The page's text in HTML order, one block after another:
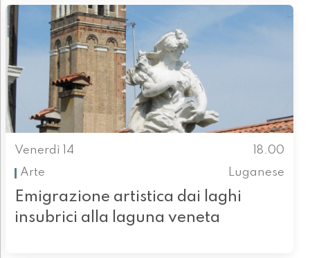
Venerdì 14
18.00
Arte
Luganese
Emigrazione artistica dai laghi
insubrici alla laguna veneta